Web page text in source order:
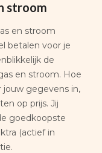
stroom
en stroom
betalen voor je
de
en stroom. Hoe
jouw gegevens in,
op prijs. Jij
goedkoopste
(actief in